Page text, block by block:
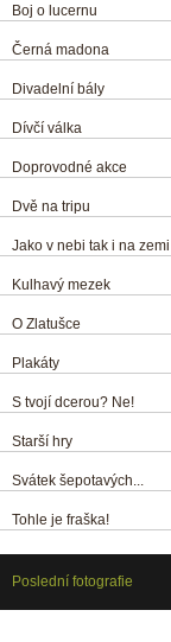
Boj o lucernu
Černá madona
Divadelní bály
Dívčí válka
Doprovodné akce
Dvě na tripu
Jako v nebi tak i na zemi
Kulhavý mezek
O Zlatušce
Plakáty
S tvojí dcerou? Ne!
Starší hry
Svátek šepotavých...
Tohle je fraška!
Poslední fotografie